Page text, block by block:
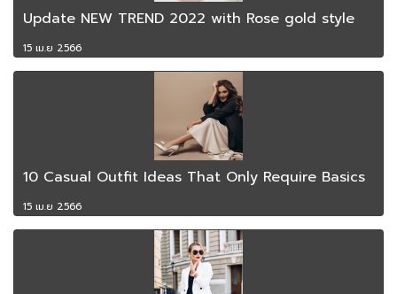
Update NEW TREND 2022 with Rose gold style
15 เม.ย 2566
10 Casual Outfit Ideas That Only Require Basics
15 เม.ย 2566